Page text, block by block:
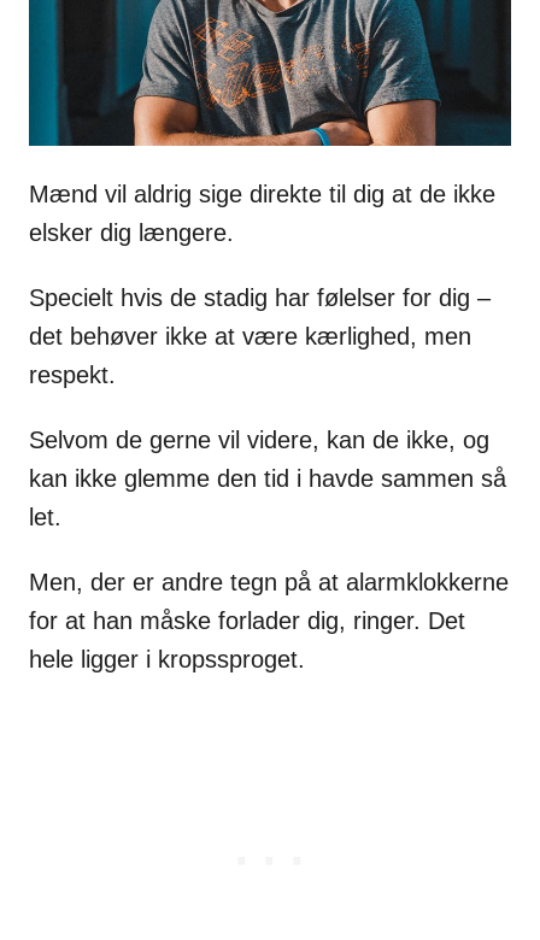
Mænd vil aldrig sige direkte til dig at de ikke
elsker dig længere.
Specielt hvis de stadig har følelser for dig –
det behøver ikke at være kærlighed, men
respekt.
Selvom de gerne vil videre, kan de ikke, og
kan ikke glemme den tid i havde sammen så
let.
Men, der er andre tegn på at alarmklokkerne
for at han måske forlader dig, ringer. Det
hele ligger i kropssproget.